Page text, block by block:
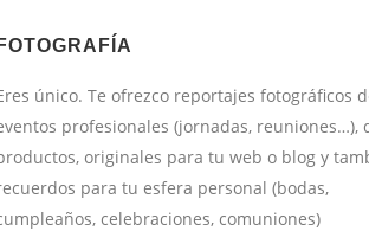
FOTOGRAFÍA
único. Te ofrezco reportajes fotográficos
profesionales (jornadas, reuniones…),
originales para tu web o blog y
para tu esfera personal (bodas,
celebraciones, comuniones)